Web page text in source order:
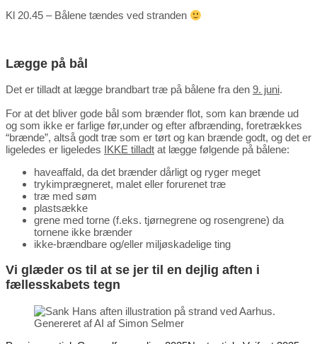
Kl 20.45 – Bålene tændes ved stranden
Lægge på bål
Det er tilladt at lægge brandbart træ på bålene fra den 9. juni.
For at det bliver gode bål som brænder flot, som kan brænde ud
og som ikke er farlige før,under og efter afbrænding, foretrækkes
“brænde”, altså godt træ som er tørt og kan brænde godt, og det er
ligeledes er ligeledes IKKE tilladt at lægge følgende på bålene:
haveaffald, da det brænder dårligt og ryger meget
trykimprægneret, malet eller forurenet træ
træ med søm
plastsække
grene med torne (f.eks. tjørnegrene og rosengrene) da
tornene ikke brænder
ikke-brændbare og/eller miljøskadelige ting
Vi glæder os til at se jer til en dejlig aften i
fællesskabets tegn